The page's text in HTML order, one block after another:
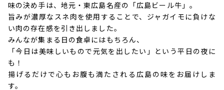
味の決め手は、地元・東広島名産の「広島ビール牛」。
旨みが濃厚なスネ肉を使用することで、ジャガイモに負けな
い肉の存在感を引き出しました。
みんなが集まる日の食卓にはもちろん、
「今日は美味しいもので元気を出したい」という平日の夜に
も！
揚げるだけで心もお腹も満たされる広島の味をお届けしま
す。